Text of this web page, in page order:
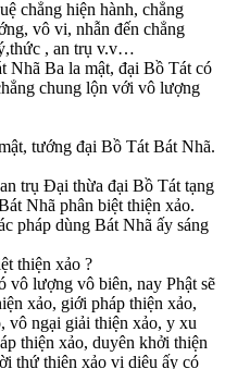
chẳng hiện hành, chẳng
vô vi, nhẫn đến chẳng
, an trụ v.v…
Ba la mật, đại Bồ Tát có
chung lộn với vô lượng
tướng đại Bồ Tát Bát Nhã.
trụ Ðại thừa đại Bồ Tát tạng
Nhã phân biệt thiện xảo.
pháp dùng Bát Nhã ấy sáng
thiện xảo ?
lượng vô biên, nay Phật sẽ
xảo, giới pháp thiện xảo,
vô ngại giải thiện xảo, y xu
thiện xảo, duyên khởi thiện
thứ thiện xảo vi diệu ấy có